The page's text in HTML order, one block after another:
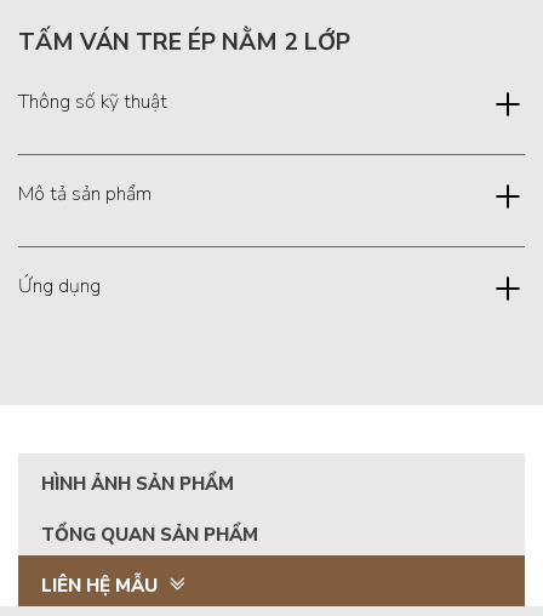
TẤM VÁN TRE ÉP NẰM 2 LỚP
Thông số kỹ thuật
Mô tả sản phẩm
Ứng dụng
HÌNH ẢNH SẢN PHẨM
TỔNG QUAN SẢN PHẨM
LIÊN HỆ MẪU